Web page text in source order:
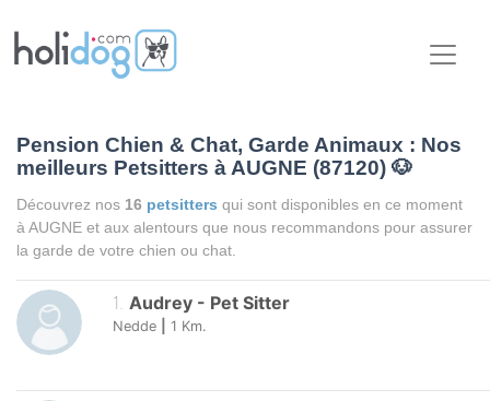
Pension Chien & Chat, Garde Animaux : Nos
meilleurs Petsitters à AUGNE (87120) 🐶
Découvrez nos 16 petsitters qui sont disponibles en ce moment
à AUGNE et aux alentours que nous recommandons pour assurer
la garde de votre chien ou chat.
1. Audrey - Pet Sitter
Nedde 1 Km.